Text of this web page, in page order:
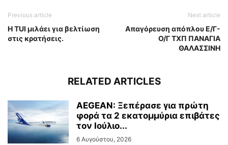
Previous article
Η TUI μιλάει για βελτίωση
στις κρατήσεις.
Next article
Απαγόρευση απόπλου Ε/Γ-
Ο/Γ ΤΧΠ ΠΑΝΑΓΙΑ
ΘΑΛΑΣΣΙΝΗ
RELATED ARTICLES
AEGEAN: Ξεπέρασε για πρώτη
φορά τα 2 εκατομμύρια επιβάτες
τον Ιούλιο...
6 Αυγούστου, 2026